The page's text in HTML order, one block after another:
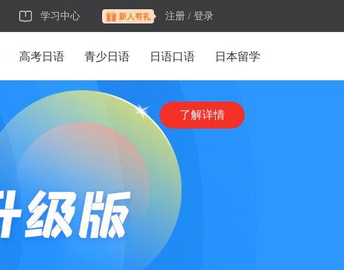
学习中心 注册 / 登录
高考日语 青少日语 日语口语 日本留学
了解详情